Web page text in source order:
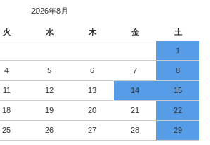
2026年8月
火 水 木 金 土
1
4 5 6 7 8
11 12 13 14 15
18 19 20 21 22
25 26 27 28 29